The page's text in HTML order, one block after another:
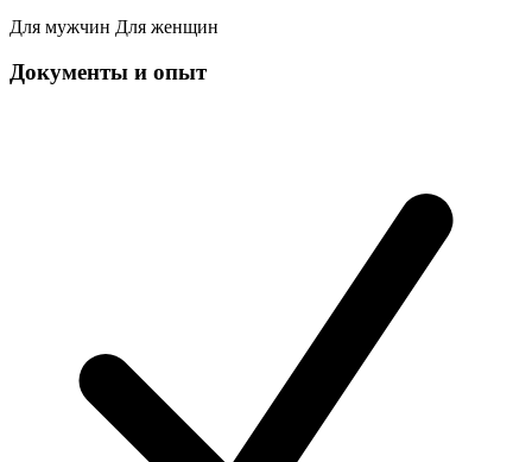
Для мужчин Для женщин
Документы и опыт